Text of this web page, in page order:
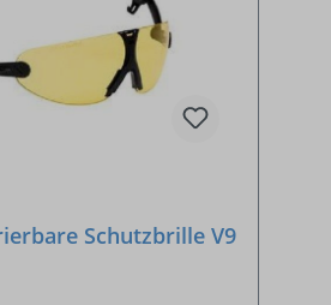
Schutzbrille V9